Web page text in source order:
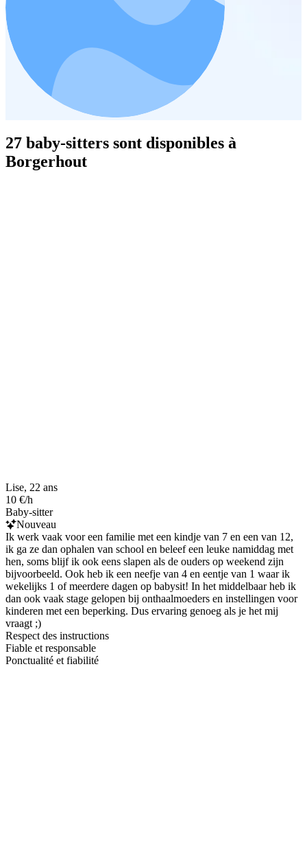
27 baby-sitters sont disponibles à
Borgerhout
Lise, 22 ans
10 €/h
Baby-sitter
Nouveau
Ik werk vaak voor een familie met een kindje van 7 en een van 12,
ik ga ze dan ophalen van school en beleef een leuke namiddag met
hen, soms blijf ik ook eens slapen als de ouders op weekend zijn
bijvoorbeeld. Ook heb ik een neefje van 4 en eentje van 1 waar ik
wekelijks 1 of meerdere dagen op babysit! In het middelbaar heb ik
dan ook vaak stage gelopen bij onthaalmoeders en instellingen voor
kinderen met een beperking. Dus ervaring genoeg als je het mij
vraagt ;)
Respect des instructions
Fiable et responsable
Ponctualité et fiabilité